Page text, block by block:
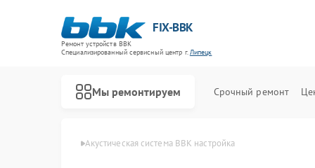
FIX-BBK
Ремонт устройств BBK
Специализированный cервисный центр г.Липецк
Мы ремонтируем Срочный ремонт
Акустическая система BBK настройка